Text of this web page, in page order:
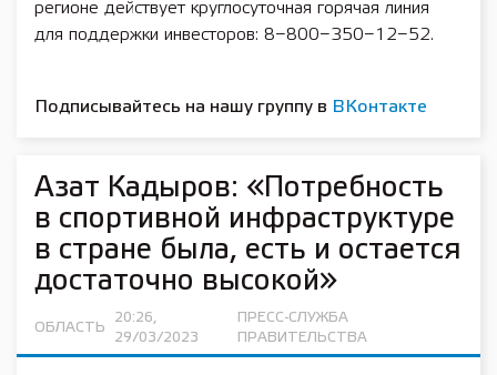
регионе действует круглосуточная горячая линия
для поддержки инвесторов: 8−800−350−12−52.
Подписывайтесь на нашу группу в ВКонтакте
Азат Кадыров: «Потребность
в спортивной инфраструктуре
в стране была, есть и остается
достаточно высокой»
ОБЛАСТЬ
20:26,
29/03/2023
ПРЕСС-СЛУЖБА
ПРАВИТЕЛЬСТВА